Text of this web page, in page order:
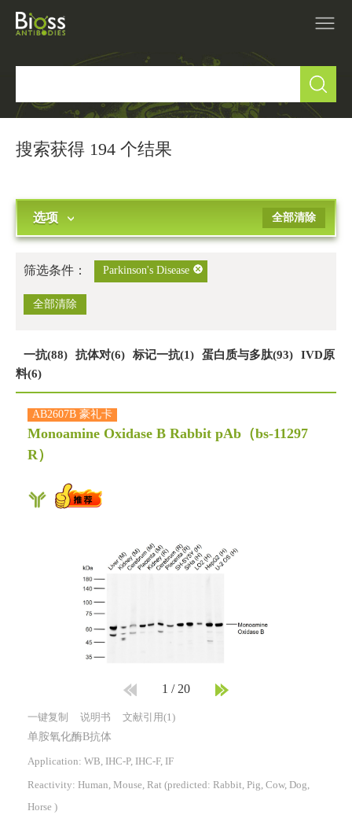
技术支持
搜索获得 194 个结果
选项 全部清除
筛选条件： Parkinson's Disease
全部清除
一抗(88) 抗体对(6) 标记一抗(1) 蛋白质与多肽(93)
IVD原
料(6)
AB2607B 豪礼卡
Monoamine Oxidase B Rabbit pAb （bs-11297
R）
1 /20
一键复制 说明书 文献引用(1)
单胺氧化酶B抗体
Application: WB, IHC-P, IHC-F, IF
Reactivity: Human, Mouse, Rat (predicted: Rabbit, Pig, Cow, Dog,
Horse )